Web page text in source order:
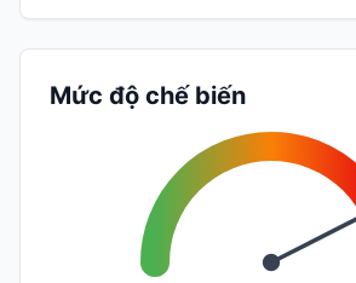
Mức độ chế biến